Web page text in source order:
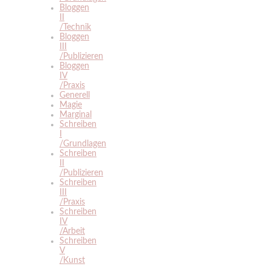
Bloggen
/Technik
Bloggen
/Publizieren
Bloggen
IV
/Praxis
Generell
Magie
Marginal
Schreiben
/Grundlagen
Schreiben
/Publizieren
Schreiben
/Praxis
Schreiben
IV
/Arbeit
Schreiben
V
/Kunst